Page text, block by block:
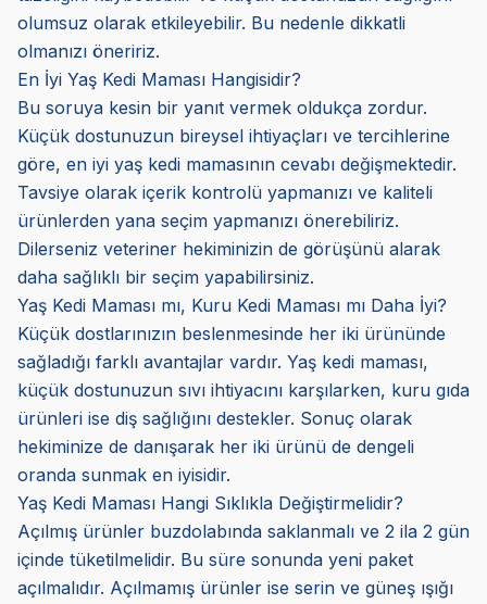
olumsuz olarak etkileyebilir. Bu nedenle dikkatli
olmanızı öneririz.
En İyi Yaş Kedi Maması Hangisidir?
Bu soruya kesin bir yanıt vermek oldukça zordur.
Küçük dostunuzun bireysel ihtiyaçları ve tercihlerine
göre, en iyi yaş kedi mamasının cevabı değişmektedir.
Tavsiye olarak içerik kontrolü yapmanızı ve kaliteli
ürünlerden yana seçim yapmanızı önerebiliriz.
Dilerseniz veteriner hekiminizin de görüşünü alarak
daha sağlıklı bir seçim yapabilirsiniz.
Yaş Kedi Maması mı, Kuru Kedi Maması mı Daha İyi?
Küçük dostlarınızın beslenmesinde her iki ürününde
sağladığı farklı avantajlar vardır. Yaş kedi maması,
küçük dostunuzun sıvı ihtiyacını karşılarken, kuru gıda
ürünleri ise diş sağlığını destekler. Sonuç olarak
hekiminize de danışarak her iki ürünü de dengeli
oranda sunmak en iyisidir.
Yaş Kedi Maması Hangi Sıklıkla Değiştirmelidir?
Açılmış ürünler buzdolabında saklanmalı ve 2 ila 2 gün
içinde tüketilmelidir. Bu süre sonunda yeni paket
açılmalıdır. Açılmamış ürünler ise serin ve güneş ışığı